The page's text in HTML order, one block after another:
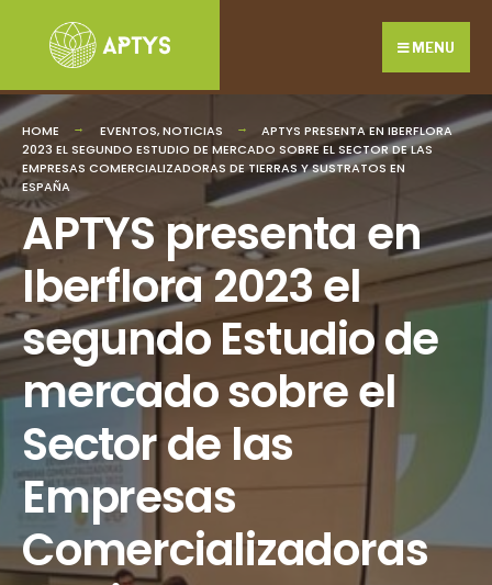
MENU
HOME EVENTOS,NOTICIAS
APTYS PRESENTA EN IBERFLORA
2023 EL SEGUNDO ESTUDIO DE MERCADO SOBRE EL SECTOR DE LAS
EMPRESAS COMERCIALIZADORAS DE TIERRAS Y SUSTRATOS EN
ESPAÑA
APTYS presenta en
Iberflora 2023 el
segundo Estudio de
mercado sobre el
Sector de las
Empresas
Comercializadoras
for: